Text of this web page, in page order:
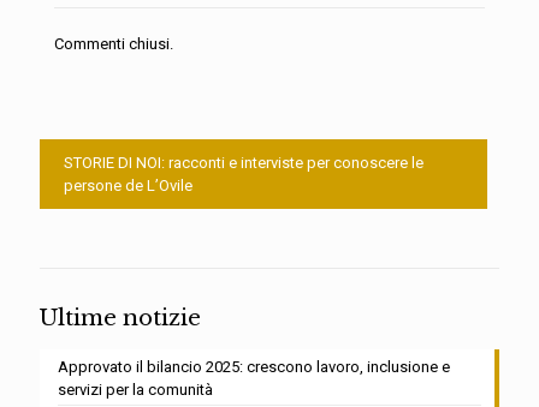
Commenti chiusi.
STORIE DI NOI: racconti e interviste per conoscere le
persone de L’Ovile
Ultime notizie
Approvato il bilancio 2025: crescono lavoro, inclusione e
servizi per la comunità